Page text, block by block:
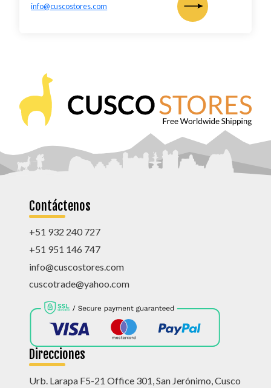
info@cuscostores.com
Contáctenos
+51 932 240 727
+51 951 146 747
info@cuscostores.com
cuscotrade@yahoo.com
Direcciones
Urb. Larapa F5-21 Office 301, San Jerónimo, Cusco